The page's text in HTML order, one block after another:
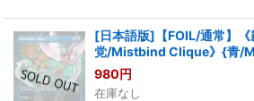
[日本語版]【FOIL/通常】《
党/Mistbind Clique》{青/
980円
在庫なし